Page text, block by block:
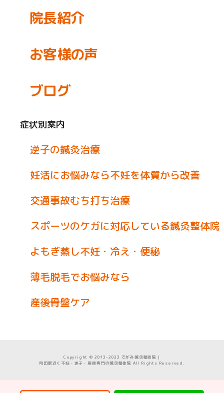
院長紹介
お客様の声
ブログ
症状別案内
逆子の鍼灸治療
妊活にお悩みなら不妊を体質から改善
交通事故むち打ち治療
スポーツのケガに対応している鍼灸整体院
よもぎ蒸し不妊・冷え・便秘
薄毛脱毛でお悩みなら
産後骨盤ケア
Copyright © 2013-2023 さがみ鍼灸整骨院｜
町田駅近く不妊・逆子・産後専門の鍼灸整体院 All Rights Reserved.